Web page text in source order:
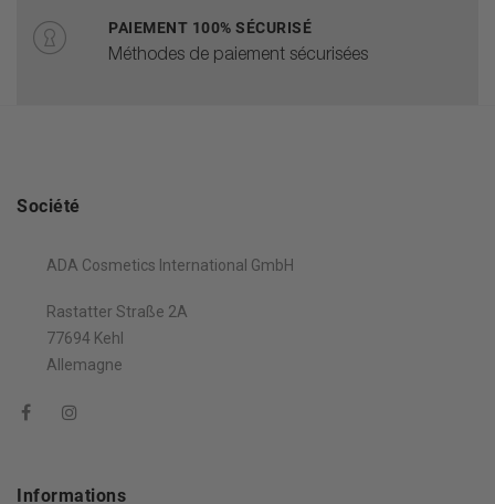
PAIEMENT 100% SÉCURISÉ
Méthodes de paiement sécurisées
Société
ADA Cosmetics International GmbH
Rastatter Straße 2A
77694 Kehl
Allemagne
Informations